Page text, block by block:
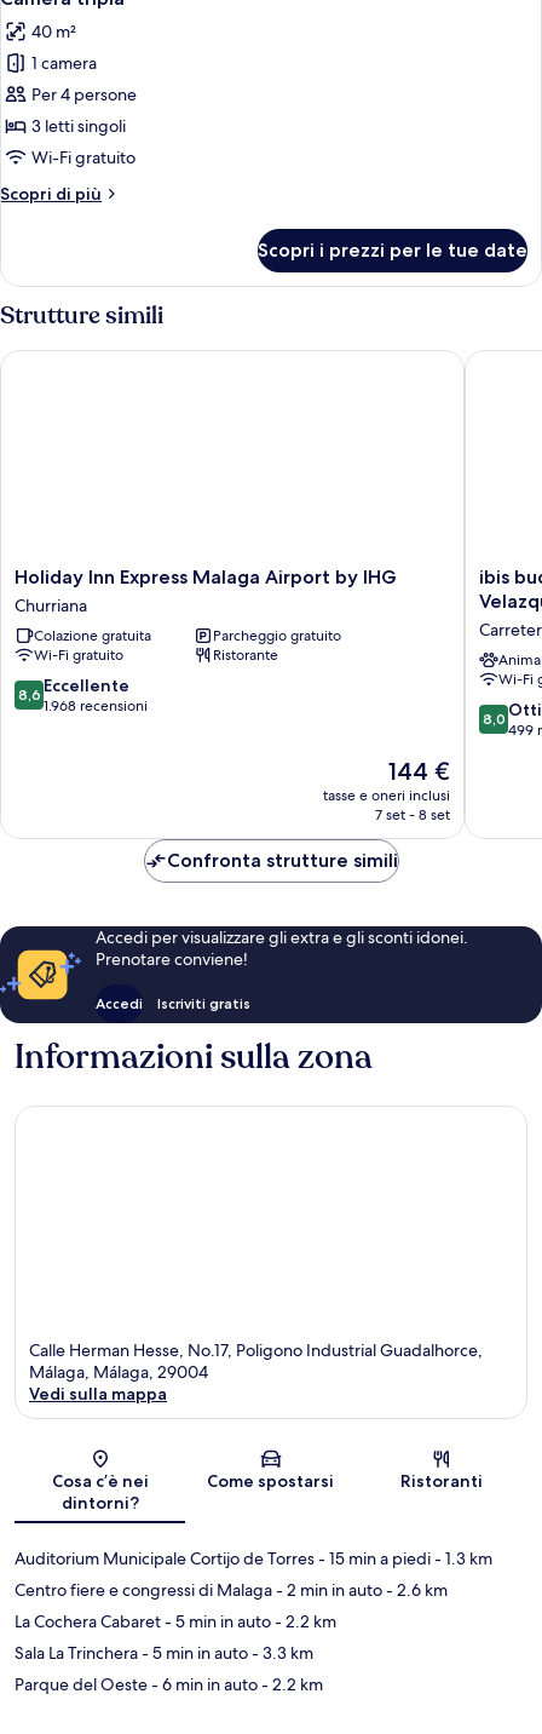
tutte
le
foto
per
Camera
tripla
40 m²
1 camera
Per 4 persone
3 letti singoli
Wi-Fi gratuito
Scopri di più
Altri
tripla
Scopri i prezzi per le tue date
Strutture simili
Holiday
Inn
Express
Malaga
Airport
by
IHG
Holiday Inn Express Malaga Airport by IHG
Churriana
Colazione gratuita
Parcheggio gratuito
Wi-Fi gratuito
Ristorante
8.6
su
8,6 Eccellente
1.968 recensioni
Il
prezzo
attuale
144 €
144 €
tasse e oneri inclusi
7 set - 8 set
Holiday Inn Express Malaga Airport by IHG
ibis
budget
Avenida
de
ibis
Wi-Fi
8.0
su
8,0
499
ibis
Confronta strutture simili
Accedi per visualizzare gli extra e gli sconti idonei.
Prenotare conviene!
Accedi Iscriviti gratis
Informazioni sulla zona
Calle Herman Hesse, No.17, Poligono Industrial Guadalhorce,
Málaga, Málaga, 29004
Vedi sulla mappa
Cosa c’è nei
dintorni?
Come spostarsi Ristoranti
Auditorium Municipale Cortijo de Torres- 15 min a piedi- 1.3 km
Centro fiere e congressi di Malaga- 2 min in auto- 2.6 km
La Cochera Cabaret- 5 min in auto- 2.2 km
Sala La Trinchera- 5 min in auto- 3.3 km
Parque del Oeste- 6 min in auto- 2.2 km